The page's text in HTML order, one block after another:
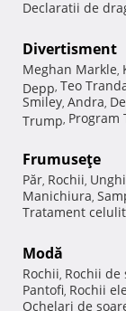
Declaratii de
Divertisment
Meghan Markle,
Depp, Teo
Smiley, Andra,
Trump, Program
Frumuseţe
Păr, Rochii,
Manichiura,
Tratament
Modă
Rochii, Rochii de
Pantofi, Rochii
Ochelari de